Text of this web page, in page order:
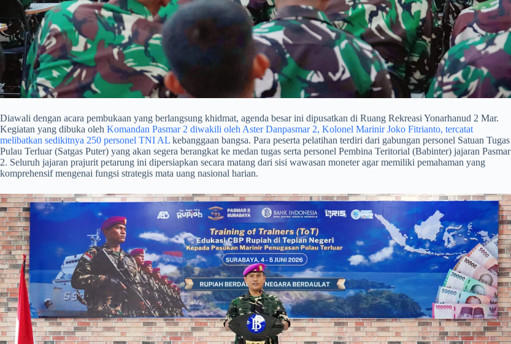
​Diawali dengan acara pembukaan yang berlangsung khidmat, agenda besar ini dipusatkan di Ruang Rekreasi Yonarhanud 2 Mar.
Kegiatan yang dibuka oleh Komandan Pasmar 2 diwakili oleh Aster Danpasmar 2, Kolonel Marinir Joko Fitrianto, tercatat
melibatkan sedikitnya 250 personel TNI AL kebanggaan bangsa. Para peserta pelatihan terdiri dari gabungan personel Satuan Tugas
Pulau Terluar (Satgas Puter) yang akan segera berangkat ke medan tugas serta personel Pembina Teritorial (Babinter) jajaran Pasmar
2. Seluruh jajaran prajurit petarung ini dipersiapkan secara matang dari sisi wawasan moneter agar memiliki pemahaman yang
komprehensif mengenai fungsi strategis mata uang nasional harian.